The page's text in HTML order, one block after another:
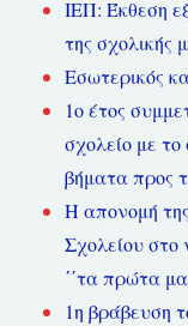
ΙΕΠ: Έκθεση
της σχολικής
Εσωτερικός
1ο έτος
σχολείο με
βήματα προς
Η απονομή
Σχολείου στο
΄΄τα πρώτα
1η βράβευση